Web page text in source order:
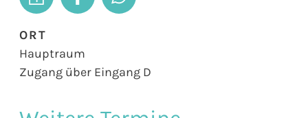
ORT
Hauptraum
Zugang über Eingang D